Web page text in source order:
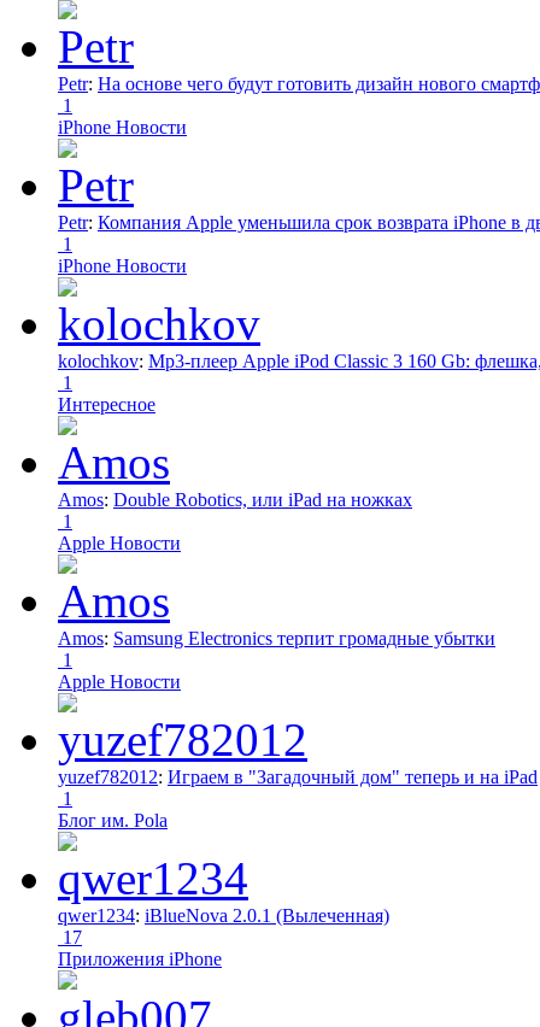
Petr: На основе чего будут готовить дизайн нового
1
iPhone Новости
Petr: Компания Apple уменьшила срок возврата iPhone в
1
iPhone Новости
kolochkov: Mp3-плеер Apple iPod Classic 3 160 Gb:
1
Интересное
Amos: Double Robotics, или iPad на ножках
1
Apple Новости
Amos: Samsung Electronics терпит громадные убытки
1
Apple Новости
yuzef782012: Играем в "Загадочный дом" теперь и на iPad
1
Блог им. Pola
qwer1234: iBlueNova 2.0.1 (Вылеченная)
17
Приложения iPhone